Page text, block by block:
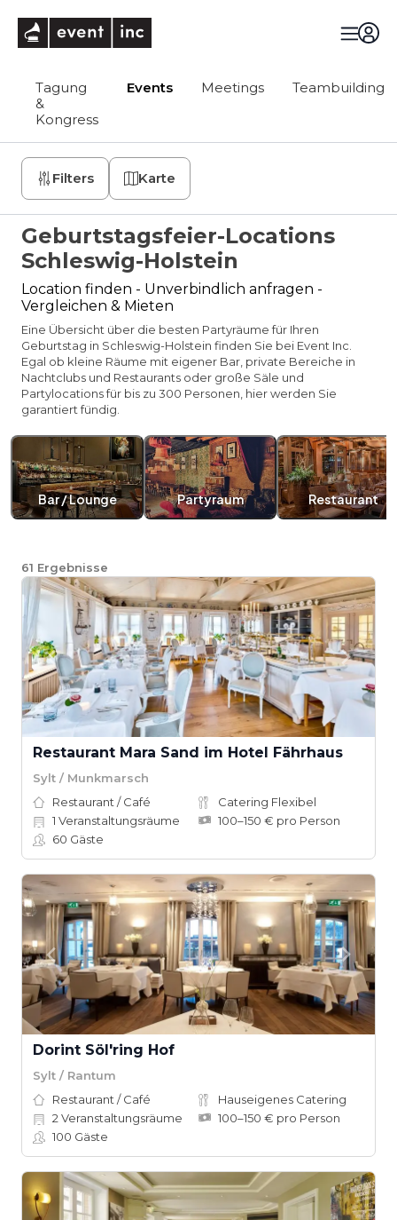
Tagung
&
Kongress
Events Meetings Teambuilding
Filters Karte
Geburtstagsfeier-Locations
Schleswig-Holstein
Location finden - Unverbindlich anfragen -
Vergleichen & Mieten
Eine Übersicht über die besten Partyräume für Ihren
Geburtstag in Schleswig-Holstein finden Sie bei Event Inc.
Egal ob kleine Räume mit eigener Bar, private Bereiche in
Nachtclubs und Restaurants oder große Säle und
Partylocations für bis zu 300 Personen, hier werden Sie
garantiert fündig.
Bar / Lounge Partyraum Restaurant
61 Ergebnisse
Restaurant Mara Sand im Hotel Fährhaus
Sylt / Munkmarsch
Restaurant / Café
Catering Flexibel
1 Veranstaltungsräume
100–150 € pro Person
60 Gäste
Dorint Söl'ring Hof
Sylt / Rantum
Restaurant / Café
Hauseigenes Catering
2 Veranstaltungsräume
100–150 € pro Person
100 Gäste